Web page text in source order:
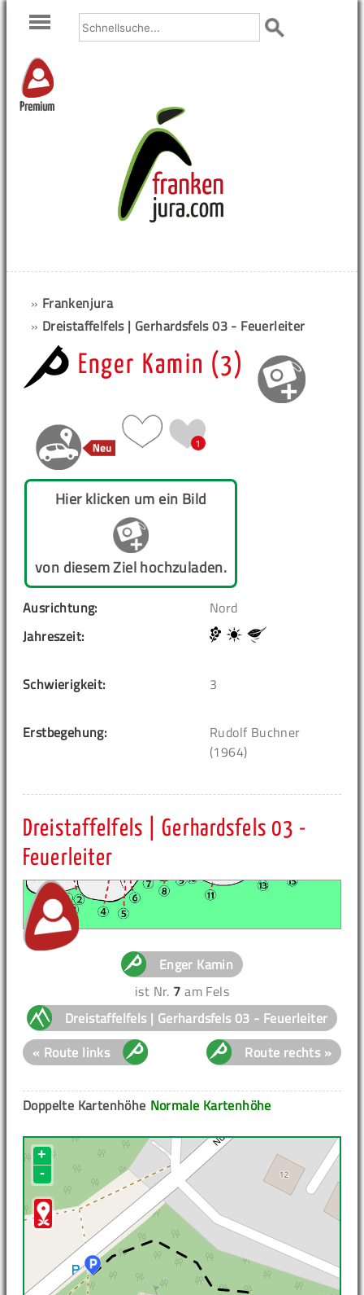
Premium
» Frankenjura
» Dreistaffelfels | Gerhardsfels 03 - Feuerleiter
Enger Kamin (3)
1
Hier klicken um ein Bild
von diesem Ziel hochzuladen.
Ausrichtung:
Nord
Jahreszeit:
Schwierigkeit: 3
Erstbegehung:
Rudolf Buchner
(1964)
Dreistaffelfels | Gerhardsfels 03 -
Feuerleiter
Enger Kamin
ist Nr. 7 am Fels
Dreistaffelfels | Gerhardsfels 03 - Feuerleiter
« Route links
Route rechts »
Normale Kartenhöhe
Doppelte Kartenhöhe
+
-